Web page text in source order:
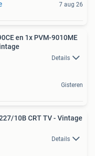
7 aug 26
en 1x PVM-9010ME
Details
Gisteren
10B CRT TV - Vintage
Details